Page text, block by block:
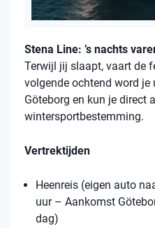
Stena Line: ’s nachts
Terwijl jij slaapt, vaart de
volgende ochtend word je
Göteborg en kun je direct
wintersportbestemming.
Vertrektijden
Heenreis (eigen auto
uur – Aankomst
dag)